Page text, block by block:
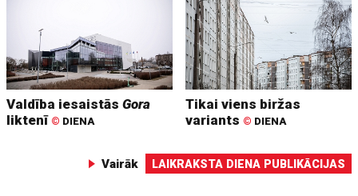
Valdība iesaistāsGora
liktenī © DIENA
Tikai viens biržas
variants © DIENA
Vairāk LAIKRAKSTA DIENA PUBLIKĀCIJAS